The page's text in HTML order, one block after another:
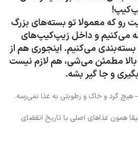
!
رو که معمولا تو بسته‌های بزرگ
می‌کنیم و داخل زیپ‌کیپ‌های
می‌کنیم. اینجوری هم از
مطمئن می‌شی، هم لازم نیست
و جا گیر بشه.
هیچ گرد و خاک و رطوبتی به غذا نمی‌رسه.
همون غذاهای اصلی با تاریخ انقضای